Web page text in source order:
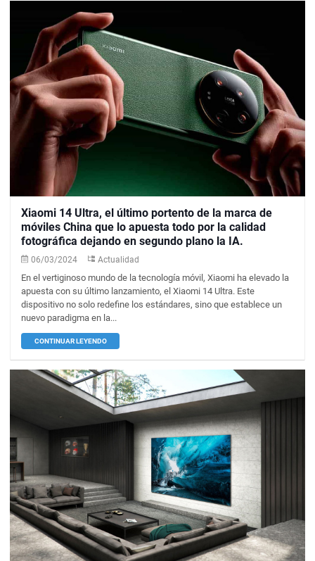
Xiaomi 14 Ultra, el último portento de la marca de
móviles China que lo apuesta todo por la calidad
fotográfica dejando en segundo plano la IA.
06/03/2024 Actualidad
En el vertiginoso mundo de la tecnología móvil, Xiaomi ha elevado la
apuesta con su último lanzamiento, el Xiaomi 14 Ultra. Este
dispositivo no solo redefine los estándares, sino que establece un
nuevo paradigma en la...
CONTINUAR LEYENDO